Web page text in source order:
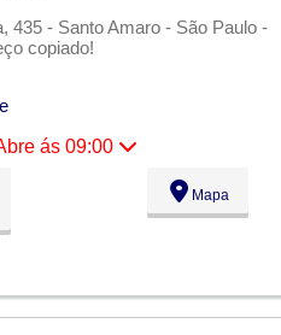
435 - Santo Amaro - São Paulo -
copiado!
ás 09:00
Mapa